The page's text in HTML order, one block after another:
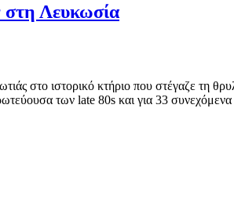
στη Λευκωσία
στο ιστορικό κτήριο που στέγαζε τη
των late 80s και για 33